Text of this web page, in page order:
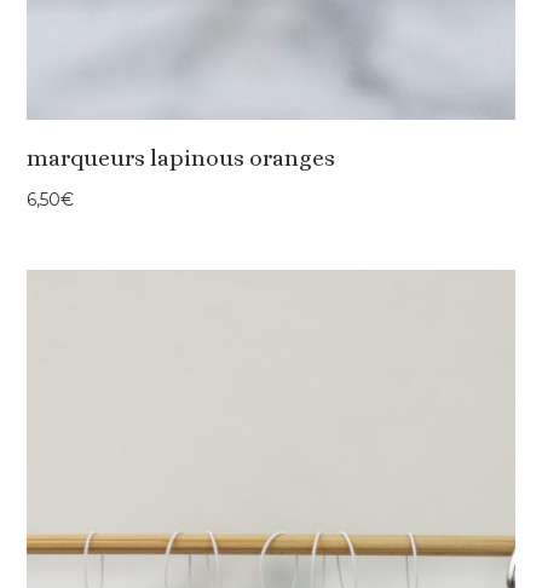
marqueurs lapinous oranges
6,50€